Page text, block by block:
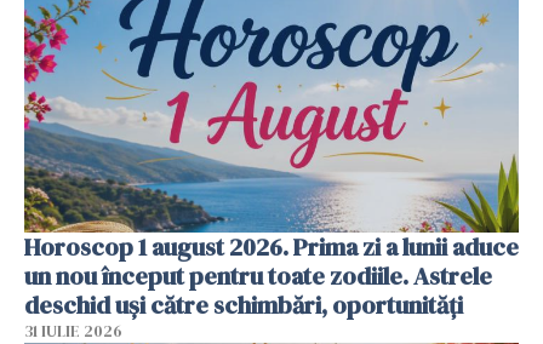
Horoscop 1 august 2026. Prima zi a lunii aduce
un nou început pentru toate zodiile. Astrele
deschid uși către schimbări, oportunități
31 IULIE 2026